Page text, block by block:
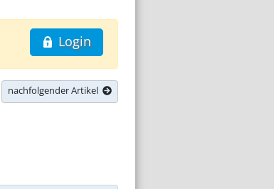
Login
nachfolgender Artikel